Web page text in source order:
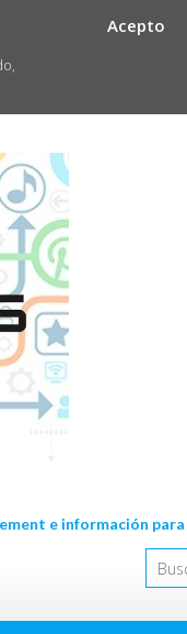
Acepto
e información